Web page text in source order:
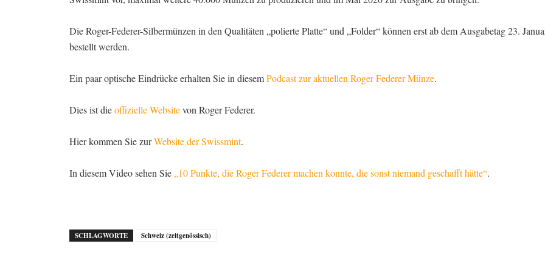
Die Roger-Federer-Silbermünzen in den Qualitäten „polierte Platte“ und „Folder“ können erst ab dem Ausgabetag 23.
bestellt werden.
Ein paar optische Eindrücke erhalten Sie in diesemPodcast zur aktuellen Roger Federer Münze.
Dies ist dieoffizielle Websitevon Roger Federer.
Hier kommen Sie zurWebsite der Swissmint.
In diesem Video sehen Sie „10 Punkte, die Roger Federer machen konnte, die sonst niemand geschafft hätte“.
SCHLAGWORTE Schweiz (zeitgenössisch)